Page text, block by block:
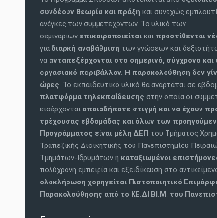
συνδέουν θεωρία και πράξη και συνεχώς
ανάγκες των συμμετεχόντων. Το υλικό των
σεμιναρίων επικαιροποιείται και προστίθενται
για διαρκή αναβάθμιση των γνώσεων και
να ανταπεξέρχονται στο σημερινό, σύγχρονο και
εργασιακό περιβάλλον. Η παρακολούθηση δεν
ώρες. Το εκπαιδευτικό υλικό θα αναρτάται σε
πλατφόρμα τηλεκπαίδευσης στην οποία οι
εισέρχονται οποιαδήποτε στιγμή και να έχουν
τρέχουσας εβδομάδας και όλων των
Προγράμματος είναι μέλη ΔΕΠ του Τμήματος
Τραπεζικής Διοικητικής του Πανεπιστημίου
Τμημάτων-Ιδρυμάτων ή καταξιωμένοι
πολύχρονη εμπειρία και εξειδίκευση στο
ολοκλήρωση χορηγείται Πιστοποιητικό
Παρακολούθησης από το ΚΕ.ΔΙ.ΒΙ.Μ. του